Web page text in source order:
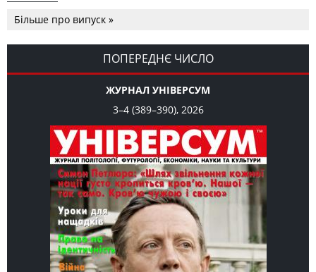
Романчука
СЛОВО РЕДАКЦІЙНЕ Олег К. Романчук Журавель і синиця
як уособлення української політстратегії й тактики
Більше про випуск »
ПОПЕРЕДНЄ ЧИСЛО
ЖУРНАЛ УНІВЕРСУМ
3–4 (389–390), 2026